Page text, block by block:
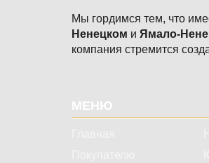
Мы гордимся тем, что
Ненецком и Ямало-
компания стремится
МЕНЮ